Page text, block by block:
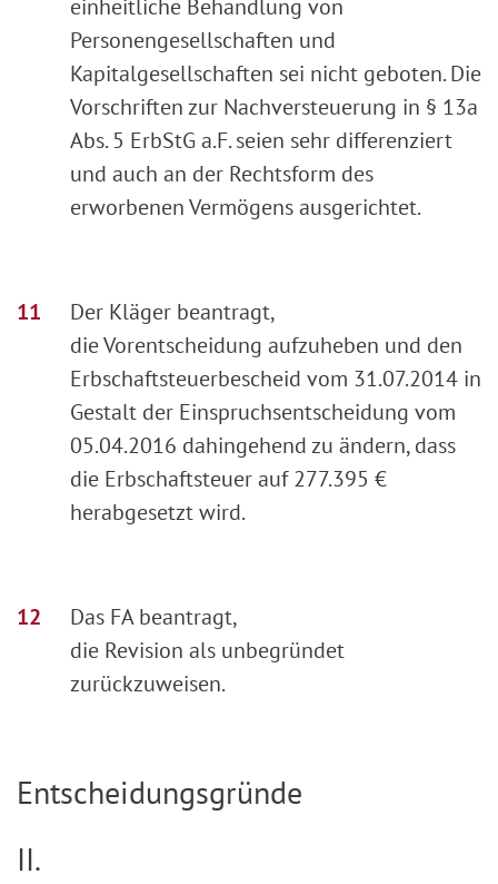
einheitliche Behandlung von
Personengesellschaften und
Kapitalgesellschaften sei nicht geboten. Die
Vorschriften zur Nachversteuerung in § 13a
Abs. 5 ErbStG a.F. seien sehr differenziert
und auch an der Rechtsform des
erworbenen Vermögens ausgerichtet.
Der Kläger beantragt,
die Vorentscheidung aufzuheben und den
Erbschaftsteuerbescheid vom 31.07.2014 in
Gestalt der Einspruchsentscheidung vom
05.04.2016 dahingehend zu ändern, dass
die Erbschaftsteuer auf 277.395 €
herabgesetzt wird.
Das FA beantragt,
die Revision als unbegründet
zurückzuweisen.
Entscheidungsgründe
II.